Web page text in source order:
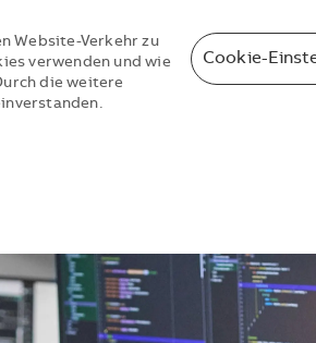
Website-Verkehr zu
verwenden und wie
die weitere
Cookie-